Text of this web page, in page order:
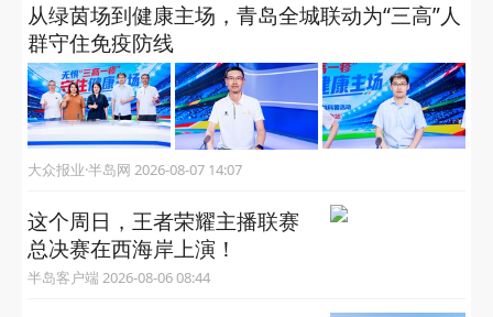
从绿茵场到健康主场，青岛全城联动为“三高”人
群守住免疫防线
大众报业·半岛网 2026-08-07 14:07
这个周日，王者荣耀主播联赛
总决赛在西海岸上演！
半岛客户端 2026-08-06 08:44